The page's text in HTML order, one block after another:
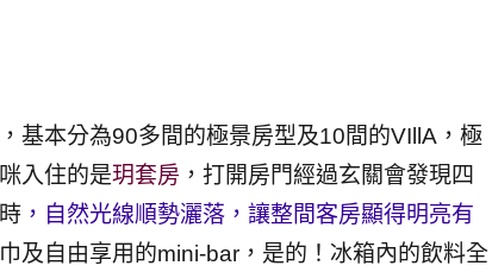
基本分為90多間的極景房型及10間的VIllA，極
入住的是玥套房 ，打開房門經過玄關會發現四
，自然光線順勢灑落，讓整間客房顯得明亮有
及自由享用的mini-bar，是的！冰箱內的飲料全